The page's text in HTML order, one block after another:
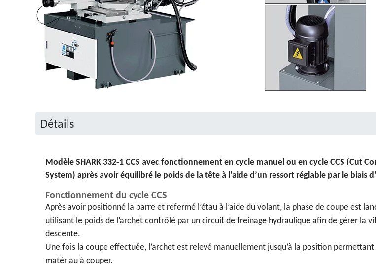
Détails
Modèle SHARK 332-1 CCS avec fonctionnement en cycle manuel ou en cycle CCS (Cut
System) après avoir équilibré le poids de la tête à l’aide d’un ressort réglable par le biais
Fonctionnement du cycle CCS
Après avoir positionné la barre et refermé l’étau à l’aide du volant, la phase de coupe est
utilisant le poids de l’archet contrôlé par un circuit de freinage hydraulique afin de gérer la
descente.
Une fois la coupe effectuée, l’archet est relevé manuellement jusqu’à la position permettant
matériau à couper.